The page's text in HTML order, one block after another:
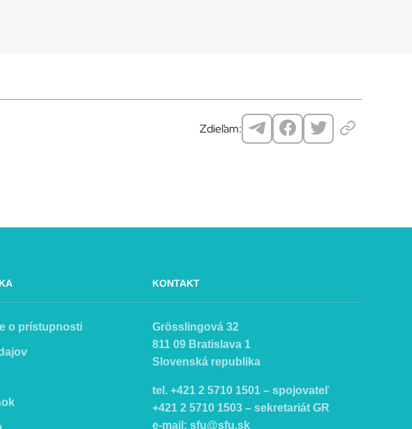
Zdieľam:
o prístupnosti
KONTAKT
Grösslingová 32
811 09 Bratislava 1
Slovenská republika
tel. +421 2 5710 1501 – spojovateľ
+421 2 5710 1503 – sekretariát GR
e-mail: sfu@sfu.sk